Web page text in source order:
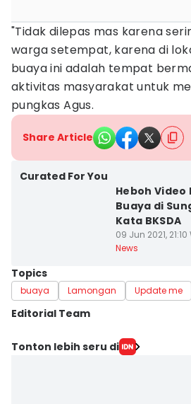
"Tidak dilepas mas karena
warga setempat, karena di
buaya ini adalah tempat
aktivitas masyarakat untuk
pungkas Agus.
Share Article
Curated For You
Heboh
Buaya di
Kata BKSDA
09 Jun 2021, 21:10
News
Topics
buaya Lamongan Update me
Editorial Team
Editor
Tonton lebih seru di